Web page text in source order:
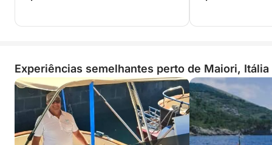
Experiências semelhantes perto de Maiori, Itália